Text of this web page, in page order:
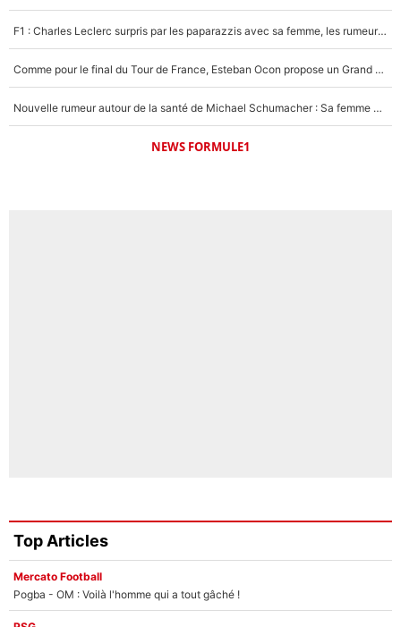
F1 : Charles Leclerc surpris par les paparazzis avec sa femme, les rumeurs étaient vraies !
Comme pour le final du Tour de France, Esteban Ocon propose un Grand Prix de Formule 1 à Paris : «Autour de l’Arc de Triomphe, ce serait génial» !
Nouvelle rumeur autour de la santé de Michael Schumacher : Sa femme Corinna sort du silence
NEWS FORMULE1
Top Articles
Mercato Football
Pogba - OM : Voilà l'homme qui a tout gâché !